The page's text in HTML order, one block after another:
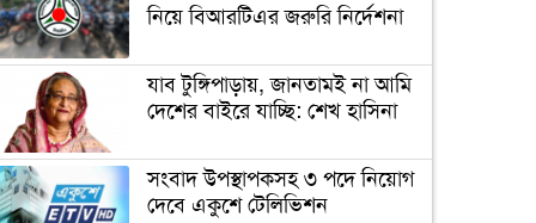
কাজ করেছে বঙ্গবন্ধু: প্রধানমন্ত্রী
বঙ্গবন্ধু ও আবুল ফজল
বঙ্গবন্ধুর ভাষণের লোকায়তিক
নিয়ে বিআরটিএর জরুরি নির্দেশনা
যাব টুঙ্গিপাড়ায়, জানতামই না আমি
দেশের বাইরে যাচ্ছি: শেখ হাসিনা
সংবাদ উপস্থাপকসহ ৩ পদে নিয়োগ
দেবে একুশে টেলিভিশন